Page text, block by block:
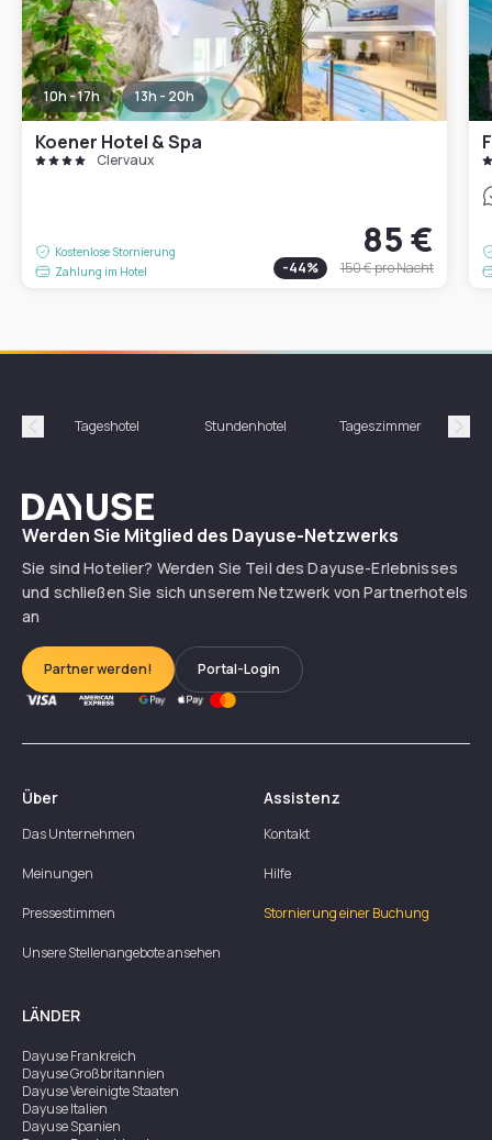
10h - 17h 13h - 20h
Koener Hotel & Spa
Clervaux
Kostenlose Stornierung
Zahlung im Hotel
85 €
-44% 150 €pro Nacht
Précédent
Tageshotel Stundenhotel Tageszimmer
Dayuse
Werden Sie Mitglied des Dayuse-Netzwerks
Sie sind Hotelier? Werden Sie Teil des Dayuse-Erlebnisses
und schließen Sie sich unserem Netzwerk von Partnerhotels
an
Partner werden! Portal-Login
Über
Das Unternehmen
Meinungen
Pressestimmen
Unsere Stellenangebote ansehen
Assistenz
Kontakt
Hilfe
Stornierung einer Buchung
LÄNDER
DayuseFrankreich
DayuseGroßbritannien
DayuseVereinigte Staaten
DayuseItalien
DayuseSpanien